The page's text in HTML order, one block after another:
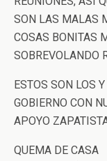
SON LAS MALAS
COSAS BONITAS
SOBREVOLANDO
ESTOS SON LOS
GOBIERNO CON
APOYO
QUEMA DE CASA